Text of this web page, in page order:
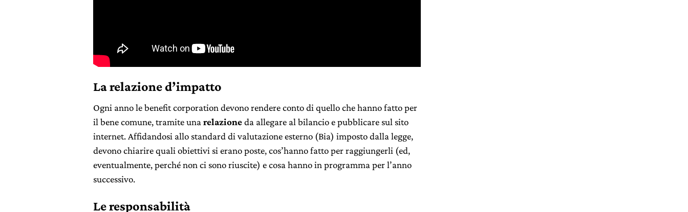
La relazione d’impatto
Ogni anno le benefit corporation devono rendere conto di quello che hanno fatto per
il bene comune, tramite una relazioneda allegare al bilancio e pubblicare sul sito
internet. Affidandosi allo standard di valutazione esterno (Bia) imposto dalla legge,
devono chiarire quali obiettivi si erano poste, cos’hanno fatto per raggiungerli (ed,
eventualmente, perché non ci sono riuscite) e cosa hanno in programma per l’anno
successivo.
Le responsabilità